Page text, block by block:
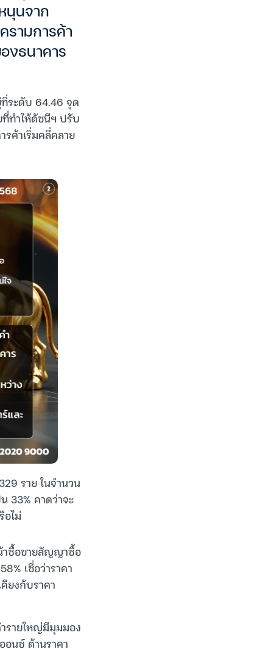
นุนจาก
รามการค้า
งธนาคาร
ระดับ 64.46 จุด
ทำให้ดัชนีฯ ปรับ
ค้าเริ่มคลี่คลาย
ราย ในจำนวน
33% คาดว่าจะ
อไม่
าซื้อขายสัญญาซื้อ
เชื่อว่าราคา
ยงกับราคา
รายใหญ่มีมุมมอง
อนซ์ ด้านราคา